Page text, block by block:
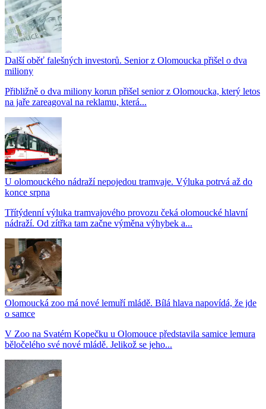
Další oběť falešných investorů. Senior z Olomoucka přišel o dva
miliony
Přibližně o dva miliony korun přišel senior z Olomoucka, který letos
na jaře zareagoval na reklamu, která...
U olomouckého nádraží nepojedou tramvaje. Výluka potrvá až do
konce srpna
Třítýdenní výluka tramvajového provozu čeká olomoucké hlavní
nádraží. Od zítřka tam začne výměna výhybek a...
Olomoucká zoo má nové lemuří mládě. Bílá hlava napovídá, že jde
o samce
V Zoo na Svatém Kopečku u Olomouce představila samice lemura
běločelého své nové mládě. Jelikož se jeho...